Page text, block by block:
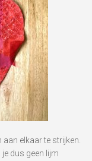
elkaar te strijken.
dus geen lijm